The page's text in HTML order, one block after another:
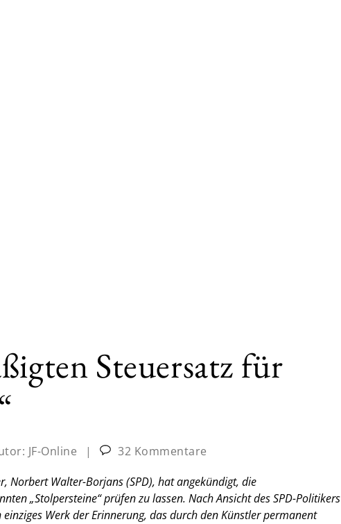
Steuersatz für
JF-Online |
32 Kommentare
Norbert Walter-Borjans (SPD), hat angekündigt, die
„Stolpersteine“ prüfen zu lassen. Nach Ansicht des SPD-Politikers
Werk der Erinnerung, das durch den Künstler permanent